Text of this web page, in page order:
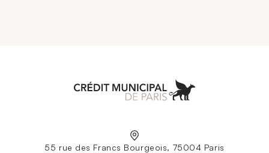
55 rue des Francs Bourgeois, 75004 Paris